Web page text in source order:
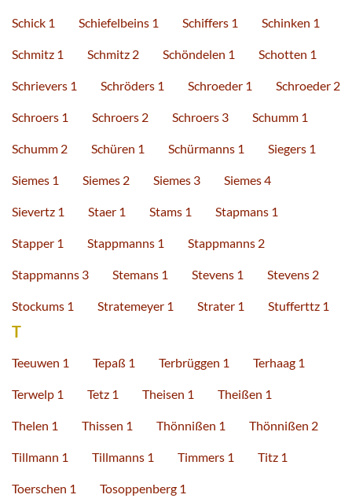
Schick 1 Schiefelbeins 1 Schiffers 1 Schinken 1
Schmitz 1 Schmitz 2 Schöndelen 1 Schotten 1
Schrievers 1 Schröders 1 Schroeder 1 Schroeder 2
Schroers 1 Schroers 2 Schroers 3 Schumm 1
Schumm 2 Schüren 1 Schürmanns 1 Siegers 1
Siemes 1 Siemes 2 Siemes 3 Siemes 4
Sievertz 1 Staer 1 Stams 1 Stapmans 1
Stapper 1 Stappmanns 1 Stappmanns 2
Stappmanns 3 Stemans 1 Stevens 1 Stevens 2
Stockums 1 Stratemeyer 1 Strater 1 Stufferttz 1
T
Teeuwen 1 Tepaß 1 Terbrüggen 1 Terhaag 1
Terwelp 1 Tetz 1 Theisen 1 Theißen 1
Thelen 1 Thissen 1 Thönnißen 1 Thönnißen 2
Tillmann 1 Tillmanns 1 Timmers 1 Titz 1
Toerschen 1 Tosoppenberg 1